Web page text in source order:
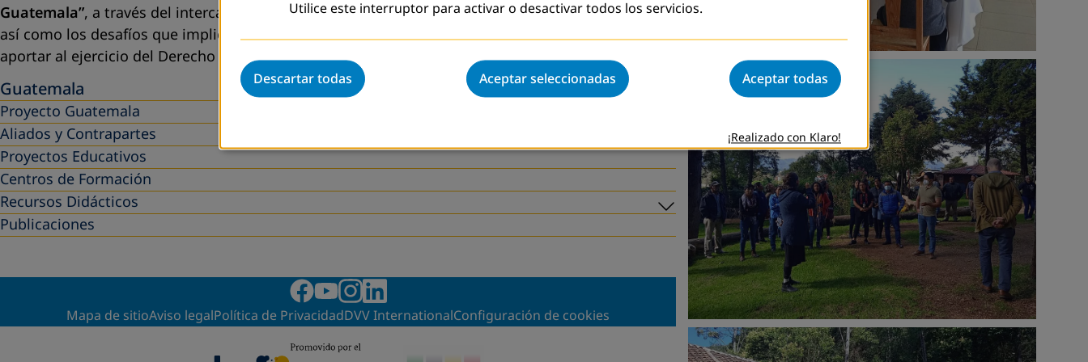
Guatemala”, a través del intercambio de experiencias donde estuvieron presentes logros y retos;
así como los desafíos que implica la vinculación y articulación entre diversos actores, para
aportar al ejercicio del Derecho a la Educación de Personas Jóvenes y Adultas.
Guatemala
Proyecto Guatemala
Aliados y Contrapartes
Proyectos Educativos
Centros de Formación
Recursos Didácticos
Submenü: "Recursos Didácticos"
Publicaciones
Mapa de sitioAviso legalPolítica de PrivacidadDVV InternationalConfiguración de cookies
Utilice este interruptor para activar o desactivar todos los servicios.
Descartar todas Aceptar seleccionadas Aceptar todas
¡Realizado con Klaro!